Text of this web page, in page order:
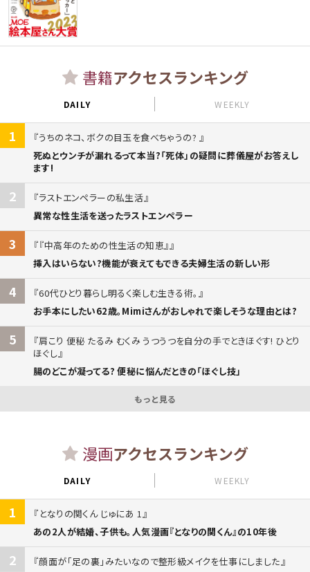
書籍アクセスランキング
DAILY WEEKLY
1
うちのネコ、ボクの目玉を食べちゃうの?
死ぬとウンチが漏れるって本当?「死体」の疑問に葬儀屋がお答えし
ます!
2
ラストエンペラーの私生活
異常な性生活を送ったラストエンペラー
3
『中高年のための性生活の知恵』
挿入はいらない?機能が衰えてもできる夫婦生活の新しい形
4
60代ひとり暮らし明るく楽しむ生きる術。
お手本にしたい62歳。Mimiさんがおしゃれで楽しそうな理由とは?
5
肩こり 便秘 たるみ むくみ うつうつを自分の手でときほぐす! ひとり
ほぐし
腸のどこが凝ってる? 便秘に悩んだときの「ほぐし技」
もっと見る
漫画アクセスランキング
DAILY WEEKLY
1
となりの関くん じゅにあ 1
あの2人が結婚、子供も。人気漫画『となりの関くん』の10年後
2
顔面が「足の裏」みたいなので整形級メイクを仕事にしました